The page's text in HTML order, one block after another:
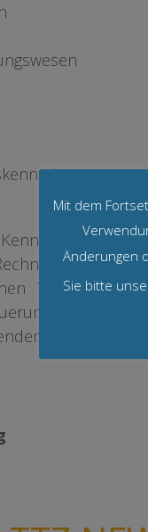
von
Mit dem
Änderungen
Sie bitte